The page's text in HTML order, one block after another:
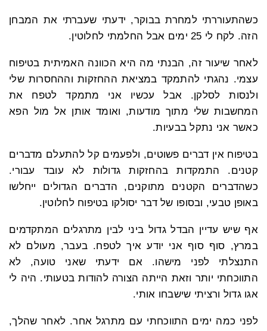
כשהתעוררתי למחרת בבוקר, ידעתי שעברתי את המבחן
הזה. לקח לי 25 ימים אבל החלמתי לחלוטין.
לאחר שיעור זה, הבנתי מה היא הכוונה האמיתית בטיפוח
עצמי. נהגתי להתמקד במציאת ההחזקות וההחסרות שלי
ולנסות לסלקן. אבל עכשיו אני מתמקד לטפח את
המחשבות שלי מתוך מודעות, ואומד אותן אל מול הפא
כאשר אני נתקל בבעיות.
בטיפוח אין דברים פשוטים, ולפעמים קל להתעלם מדברים
קטנים. התמקדות בהחזקות גדולות לא עובד עבורי.
כשהדברים הקטנים מתוקנים, הדברים הגדולים ייחלשו
באופן טבעי, ובסופו של דבר יסולקו בטיפוח לחלוטין.
אף שיש עדיין הבדל גדול ביני לבין מתרגלים המתקדמים
במרץ, סוף סוף אני יודע איך לטפח. בעבר, מעולם לא
התנצלתי לפני מישהו. אם ידעתי שאני טועה, לא
התווכחתי יותר וזאת הייתה הצורה להודות בטעותי. היה לי
אגו גדול ורציתי שישבחו אותי.
לפני כמה ימים התווכחתי עם מתרגל אחר. לאחר שהלך,